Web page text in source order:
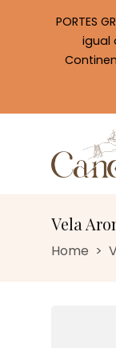
PORTES
igual
Vela
Home